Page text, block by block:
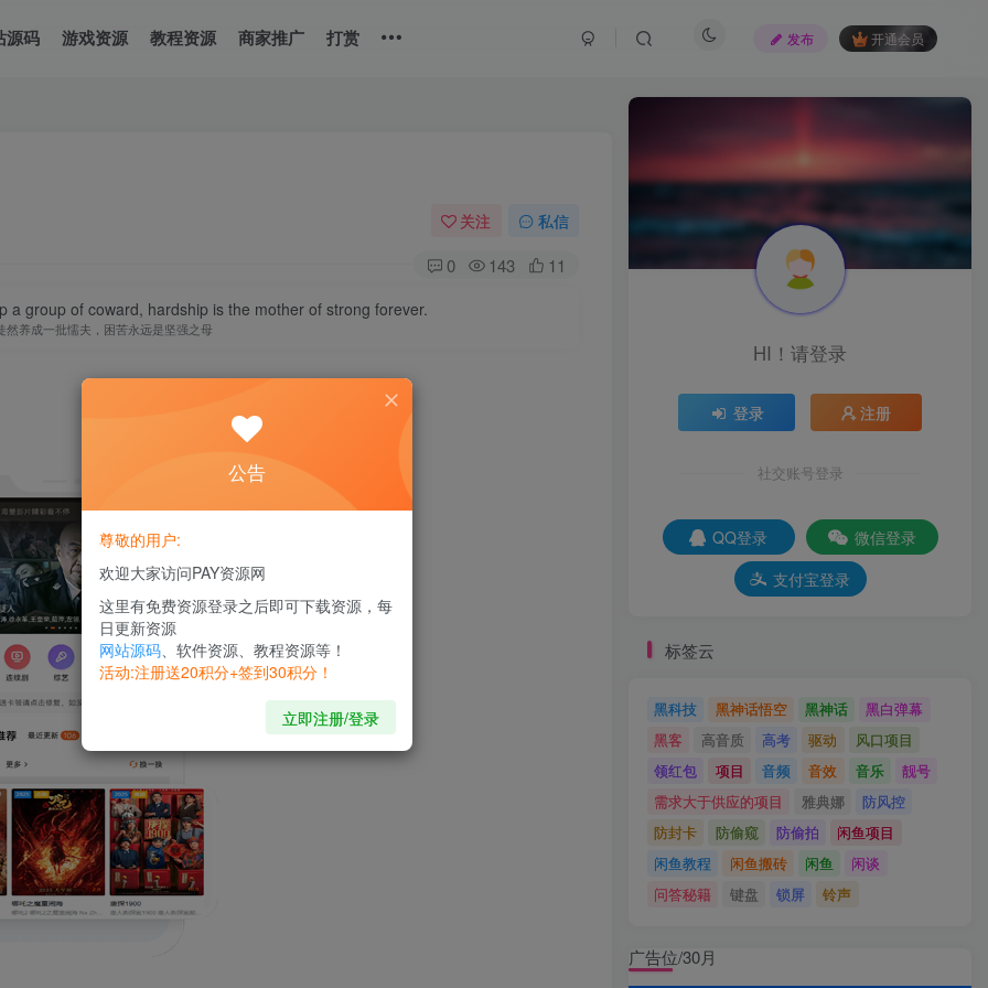
源码 游戏资源 教程资源 商家推广 打赏 发布 开通会员
关注 私信
0 143 11
a group of coward, hardship is the mother of strong forever.
然养成一批懦夫，困苦永远是坚强之母
HI！请登录
登录 注册
社交账号登录
QQ登录
微信登录
支付宝登录
标签云
黑科技 黑神话悟空 黑神话
黑白弹幕
黑客
高音质 高考 驱动
风口项目
领红包
项目 音频 音效 音乐
靓号
需求大于供应的项目
雅典娜
防风控
防封卡
防偷窥 防偷拍
闲鱼项目
闲鱼教程
闲鱼搬砖 闲鱼
闲谈
问答秘籍
键盘 锁屏 铃声
广告位/30月
公告
尊敬的用户:
欢迎大家访问PAY资源网
这里有免费资源登录之后即可下载资源，每
日更新资源
网站源码、软件资源、教程资源等！
活动:注册送20积分+签到30积分！
立即注册/登录